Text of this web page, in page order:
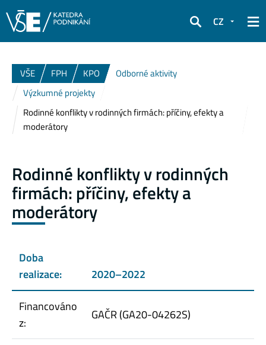
Hledat
CZ
VŠE FPH KPO
Odborné aktivity
Výzkumné projekty
Rodinné konflikty v rodinných firmách: příčiny, efekty a
moderátory
Rodinné konflikty v rodinných
firmách: příčiny, efekty a
moderátory
Doba
realizace:
2020–2022
Financováno
z:
GAČR (GA20-04262S)